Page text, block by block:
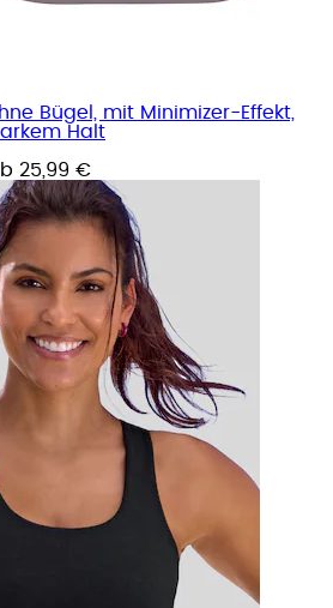
Bügel, mit Minimizer-Effekt,
Halt
25,99 €